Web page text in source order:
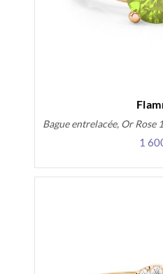
Bague entrelacée, Or
1